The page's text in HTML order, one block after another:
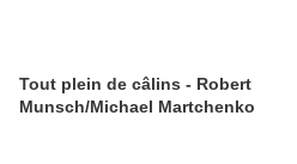
Tout plein de câlins - Robert
Munsch/Michael Martchenko